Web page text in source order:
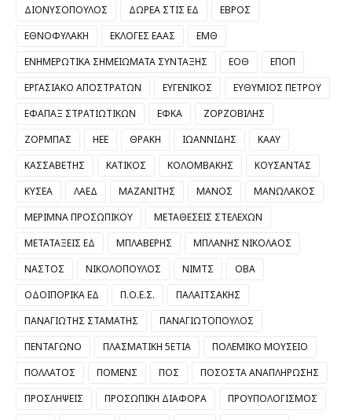
ΔΙΟΝΥΣΟΠΟΥΛΟΣ
ΔΩΡΕΑ ΣΤΙΣ ΕΔ
ΕΒΡΟΣ
ΕΘΝΟΦΥΛΑΚΗ
ΕΚΛΟΓΕΣ ΕΑΑΣ
ΕΜΘ
ΕΝΗΜΕΡΩΤΙΚΑ ΣΗΜΕΙΩΜΑΤΑ ΣΥΝΤΑΞΗΣ
ΕΟΘ
ΕΠΟΠ
ΕΡΓΑΣΙΑΚΟ ΑΠΟΣΤΡΑΤΩΝ
ΕΥΓΕΝΙΚΟΣ
ΕΥΘΥΜΙΟΣ ΠΕΤΡΟΥ
ΕΦΑΠΑΞ ΣΤΡΑΤΙΩΤΙΚΩΝ
ΕΦΚΑ
ΖΟΡΖΟΒΙΛΗΣ
ΖΟΡΜΠΑΣ
ΗΕΕ ΘΡΑΚΗ ΙΩΑΝΝΙΔΗΣ
ΚΑΑΥ
ΚΑΣΣΑΒΕΤΗΣ
ΚΑΤΙΚΟΣ ΚΟΛΟΜΒΑΚΗΣ
ΚΟΥΣΑΝΤΑΣ
ΚΥΣΕΑ
ΛΑΕΔ ΜΑΖΑΝΙΤΗΣ ΜΑΝΟΣ
ΜΑΝΩΛΑΚΟΣ
ΜΕΡΙΜΝΑ ΠΡΟΣΩΠΙΚΟΥ
ΜΕΤΑΘΕΣΕΙΣ ΣΤΕΛΕΧΩΝ
ΜΕΤΑΤΑΞΕΙΣ ΕΔ
ΜΠΛΑΒΕΡΗΣ
ΜΠΛΑΝΗΣ ΝΙΚΟΛΑΟΣ
ΝΑΣΤΟΣ
ΝΙΚΟΛΟΠΟΥΛΟΣ ΝΙΜΤΣ
ΟΒΑ
ΟΔΟΙΠΟΡΙΚΑ ΕΔ
Π.Ο.Ε.Σ.
ΠΑΛΑΙΤΣΑΚΗΣ
ΠΑΝΑΓΙΩΤΗΣ ΣΤΑΜΑΤΗΣ
ΠΑΝΑΓΙΩΤΟΠΟΥΛΟΣ
ΠΕΝΤΑΓΩΝΟ
ΠΛΑΣΜΑΤΙΚΗ 5ΕΤΙΑ
ΠΟΛΕΜΙΚΟ ΜΟΥΣΕΙΟ
ΠΟΛΛΑΤΟΣ
ΠΟΜΕΝΣ ΠΟΣ
ΠΟΣΟΣΤΑ ΑΝΑΠΛΗΡΩΣΗΣ
ΠΡΟΣΛΗΨΕΙΣ
ΠΡΟΣΩΠΙΚΗ ΔΙΑΦΟΡΑ
ΠΡΟΥΠΟΛΟΓΙΣΜΟΣ